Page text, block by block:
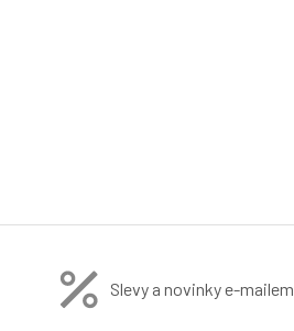
Slevy a novinky e-mailem